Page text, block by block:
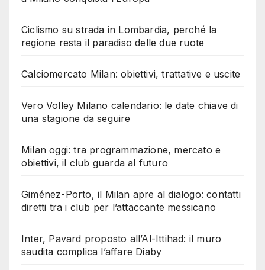
Ciclismo su strada in Lombardia, perché la
regione resta il paradiso delle due ruote
Calciomercato Milan: obiettivi, trattative e uscite
Vero Volley Milano calendario: le date chiave di
una stagione da seguire
Milan oggi: tra programmazione, mercato e
obiettivi, il club guarda al futuro
Giménez-Porto, il Milan apre al dialogo: contatti
diretti tra i club per l’attaccante messicano
Inter, Pavard proposto all’Al-Ittihad: il muro
saudita complica l’affare Diaby